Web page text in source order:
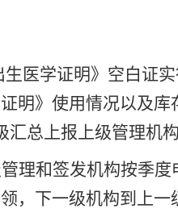
生医学证明》空白证
明》使用情况以及
汇总上报上级管理
理和签发机构按季
，下一级机构到上